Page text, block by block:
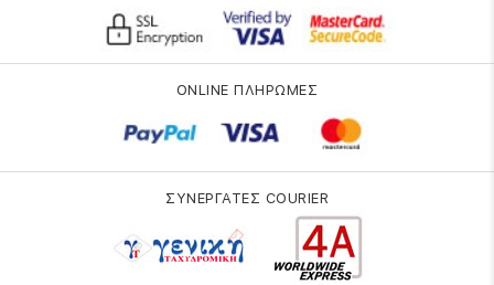
ONLINE ΠΛΗΡΩΜΕΣ
ΣΥΝΕΡΓΑΤΕΣ COURIER